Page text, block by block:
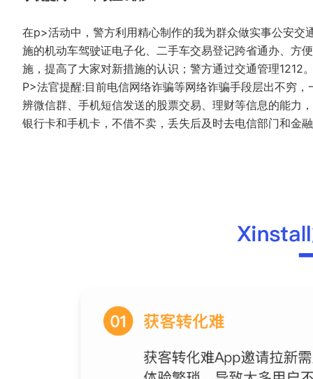
在p>活动中，警方利用精心制作的我为群众做实事公安
施的机动车驾驶证电子化、二手车交易登记跨省通办、方
施，提高了大家对新措施的认识；警方通过交通管理1212
P>法官提醒:目前电信网络诈骗等网络诈骗手段层出不穷
辨微信群、手机短信发送的股票交易、理财等信息的能力
银行卡和手机卡，不借不卖，丢失后及时去电信部门和金